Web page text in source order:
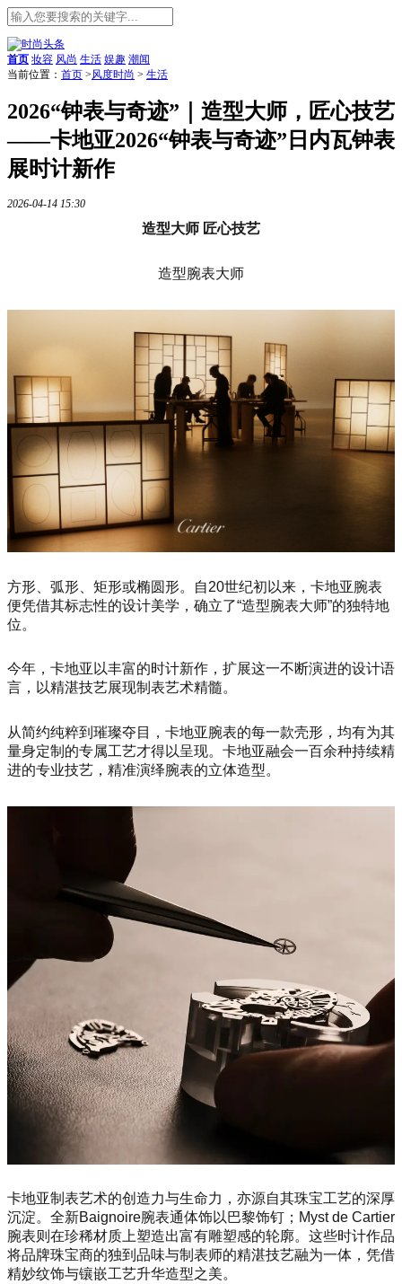
首页 妆容 风尚 生活 娱趣 潮闻
当前位置： 首页 >风度时尚 > 生活
2026“钟表与奇迹”｜造型大师，匠心技艺
——卡地亚2026“钟表与奇迹”日内瓦钟表
展时计新作
2026-04-14 15:30
造型大师 匠心技艺
造型腕表大师
方形、弧形、矩形或椭圆形。自20世纪初以来，卡地亚腕表
便凭借其标志性的设计美学，确立了“造型腕表大师”的独特地
位。
今年，卡地亚以丰富的时计新作，扩展这一不断演进的设计语
言，以精湛技艺展现制表艺术精髓。
从简约纯粹到璀璨夺目，卡地亚腕表的每一款壳形，均有为其
量身定制的专属工艺才得以呈现。卡地亚融会一百余种持续精
进的专业技艺，精准演绎腕表的立体造型。
卡地亚制表艺术的创造力与生命力，亦源自其珠宝工艺的深厚
沉淀。全新Baignoire腕表通体饰以巴黎饰钉；Myst de Cartier
腕表则在珍稀材质上塑造出富有雕塑感的轮廓。这些时计作品
将品牌珠宝商的独到品味与制表师的精湛技艺融为一体，凭借
精妙纹饰与镶嵌工艺升华造型之美。